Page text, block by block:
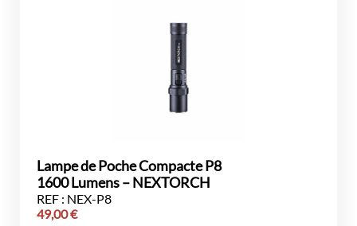
Lampe de Poche Compacte P8
1600 Lumens – NEXTORCH
REF : NEX-P8
49,00€